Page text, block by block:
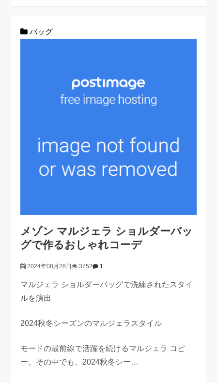
バッグ
メゾン マルジェラ ショルダーバッ
グで作るおしゃれコーデ
2024年08月28日 3752 1
マルジェラ ショルダーバッグで洗練されたスタイ
ルを演出
2024秋冬シーズンのマルジェラスタイル
モードの最前線で活躍を続けるマルジェラ コピ
ー。その中でも、2024秋冬シー…